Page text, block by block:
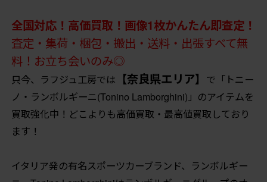
全国対応！高価買取！画像1枚かんたん即査定！
査定・集荷・梱包・搬出・送料・出張すべて無
料！お立ち会いのみ◎
只今、ラフジュ工房では 【奈良県エリア】 で「トニー
ノ・ランボルギーニ(Tonino Lamborghini)」のアイテムを
買取強化中！どこよりも高価買取・最高値買取しており
ます！
イタリア発の有名スポーツカーブランド、ランボルギー